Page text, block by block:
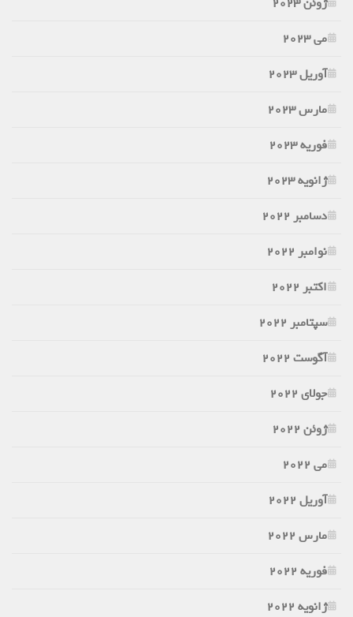
می 2023
آوریل 2023
مارس 2023
فوریه 2023
ژانویه 2023
دسامبر 2022
نوامبر 2022
اکتبر 2022
سپتامبر 2022
آگوست 2022
جولای 2022
ژوئن 2022
می 2022
آوریل 2022
مارس 2022
فوریه 2022
ژانویه 2022